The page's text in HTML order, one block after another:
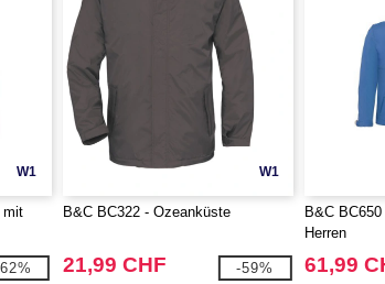
W1
mit
W1
B&C BC322 - Ozeanküste
21,99 CHF -59%
B&C
Herren
61,99